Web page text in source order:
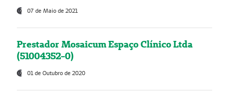
07 de Maio de 2021
Prestador Mosaicum Espaço Clínico Ltda
(51004352-0)
01 de Outubro de 2020